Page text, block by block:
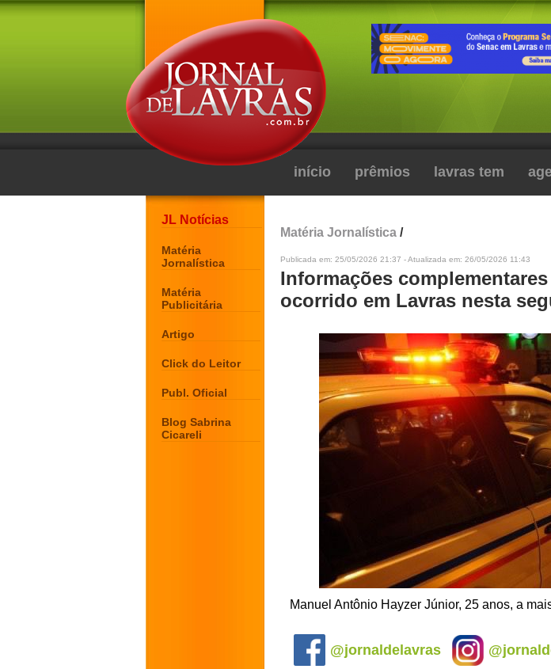
início prêmios lavras tem
JL Notícias
Matéria
Jornalística
Matéria
Publicitária
Artigo
Click do Leitor
Publ. Oficial
Blog Sabrina
Cicareli
Matéria Jornalística /
Publicada em: 25/05/2026 21:37 - Atualizada em: 26/05/2026 11:43
Informações
ocorrido em Lavras nesta
Manuel Antônio Hayzer Júnior, 25 anos, a
@jornaldelavras